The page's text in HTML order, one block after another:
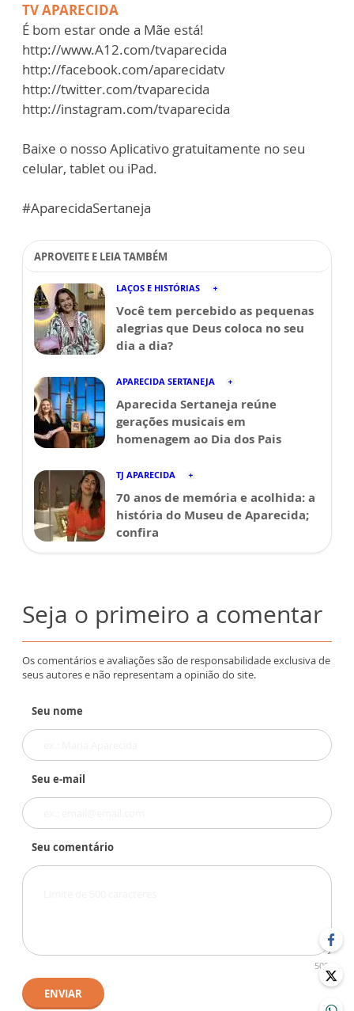
TV APARECIDA
É bom estar onde a Mãe está!
http://www.A12.com/tvaparecida
http://facebook.com/aparecidatv
http://twitter.com/tvaparecida
http://instagram.com/tvaparecida
Baixe o nosso Aplicativo gratuitamente no seu
celular, tablet ou iPad.
#AparecidaSertaneja
APROVEITE E LEIA TAMBÉM
LAÇOS E HISTÓRIAS
Você tem percebido as pequenas
alegrias que Deus coloca no seu
dia a dia?
APARECIDA SERTANEJA
Aparecida Sertaneja reúne
gerações musicais em
homenagem ao Dia dos Pais
TJ APARECIDA
70 anos de memória e acolhida: a
história do Museu de Aparecida;
confira
Seja o primeiro a comentar
Os comentários e avaliações são de responsabilidade exclusiva de
seus autores e não representam a opinião do site.
Seu nome
Seu e-mail
Seu comentário
500
ENVIAR